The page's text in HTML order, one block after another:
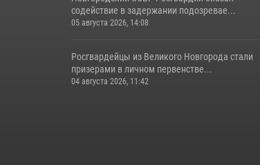
содействие в задержании подозревае...
05 августа 2026, 14:08
Росгвардейцы из Великого Новгорода стали
призерами в личном первенстве...
04 августа 2026, 11:42